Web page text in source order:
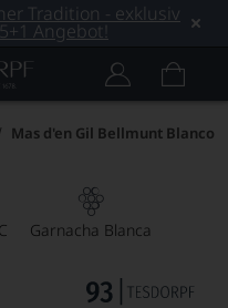
Tradition - exklusiv
Angebot!
Mas d'en Gil Bellmunt Blanco
Garnacha Blanca